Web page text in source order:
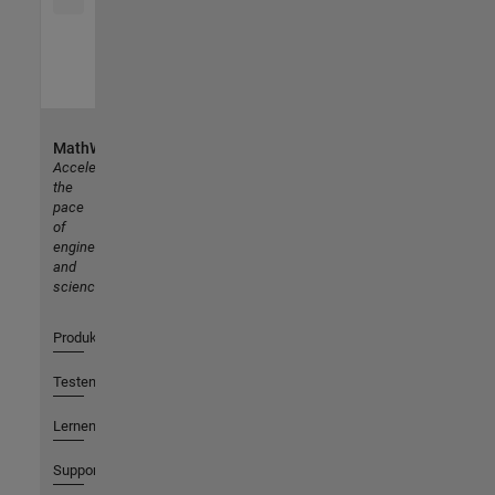
MathWorks
Accelerating
the
pace
of
engineering
and
science
Produkte
Testen oder Kaufen
Lernen
Support